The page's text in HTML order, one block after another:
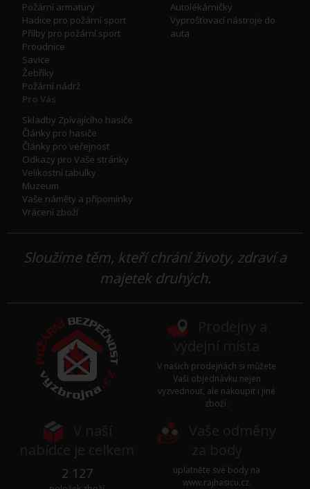
Požární armatury
Hadice pro požární sport
Přilby pro požární sport
Proudnice
Savice
Žebříky
Požární nádrž
Autolékárničky
Vyprošťovací nástroje do
auta
Pro Vás
Skladby Zpívajícího hasiče
Články pro hasiče
Články pro veřejnost
Odkazy pro Vaše stránky
Velikostní tabulky
Muzeum
Vaše náměty a přípomínky
Vrácení zboží
Sloužíme těm, kteří chrání životy, zdraví a
majetek druhých.
V našich prodejnách si můžete
Vaši objednávku nejen
vyzvednout, ale nakoupit i jiné
zboží.
2 127
uplatněte své body na
www.rajhasicu.cz.